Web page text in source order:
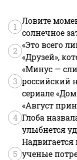
1
Ловите
солнечное
2
«Это всего
«Друзей»,
3
«Минус —
российский
сериале
4
«Август
Глоба
улыбнется
5 ученые